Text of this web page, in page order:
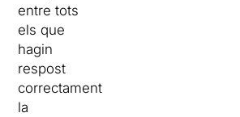
entre tots
els que
hagin
respost
correctament
la